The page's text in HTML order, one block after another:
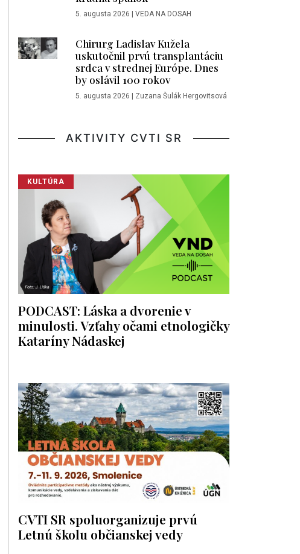
5. augusta 2026 | VEDA NA DOSAH
Chirurg Ladislav Kužela
uskutočnil prvú transplantáciu
srdca v strednej Európe. Dnes
by oslávil 100 rokov
5. augusta 2026 | Zuzana Šulák Hergovitsová
AKTIVITY CVTI SR
KULTÚRA
PODCAST: Láska a dvorenie v
minulosti. Vzťahy očami etnologičky
Kataríny Nádaskej
CVTI SR spoluorganizuje prvú
Letnú školu občianskej vedy